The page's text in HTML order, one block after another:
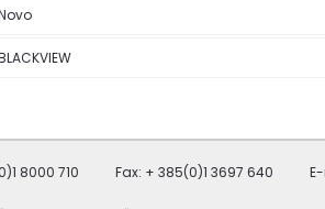
8000 710 Fax: + 385(0)1 3697 640